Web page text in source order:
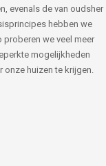
evenals de van oudsher
hebben we
we veel meer
mogelijkheden
onze huizen te krijgen.